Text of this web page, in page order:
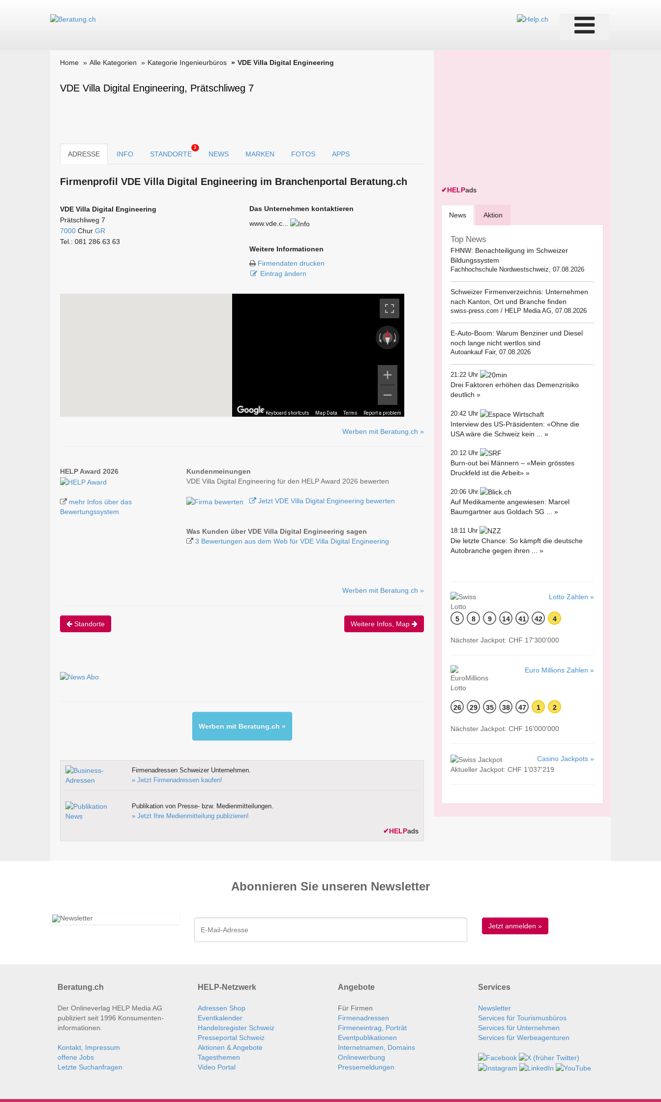
Home Alle Kategorien Kategorie Ingenieurbüros VDE Villa Digital Engineering
VDE Villa Digital Engineering, Prätschliweg 7
ADRESSE INFO STANDORTE
3
NEWS MARKEN FOTOS APPS
Firmen­profil VDE Villa Digital Engineering im Branchen­portal Beratung.ch
VDE Villa Digital Engineering
Prätschliweg 7
7000 Chur GR
Tel.: 081 286 63 63
Das Unternehmen kontaktieren
www.vde.c...
Weitere Informationen
Firmendaten drucken
Eintrag ändern
Keyboard shortcuts Map Data Terms Report a problem
Werben mit Beratung.ch »
HELP Award 2026
mehr Infos über das
Bewertungssystem
Kundenmeinungen
VDE Villa Digital Engineering für den HELP Award 2026 bewerten
Jetzt VDE Villa Digital Engineering bewerten
Was Kunden über VDE Villa Digital Engineering sagen
3 Bewertungen aus dem Web für VDE Villa Digital Engineering
Werben mit Beratung.ch »
Standorte Weitere Infos, Map
Werben mit Beratung.ch »
Firmenadressen Schweizer Unternehmen.
» Jetzt Firmenadressen kaufen!
Publikation von Presse- bzw. Medienmitteilungen.
» Jetzt Ihre Medienmitteilung publizieren!
✔HELPads
✔HELPads
News Aktion
Top News
FHNW: Benachteiligung im Schweizer
Bildungssystem
Fachhochschule Nordwestschweiz, 07.08.2026
Schweizer Firmenverzeichnis: Unternehmen
nach Kanton, Ort und Branche finden
swiss-press.com / HELP Media AG, 07.08.2026
E-Auto-Boom: Warum Benziner und Diesel
noch lange nicht wertlos sind
Autoankauf Fair, 07.08.2026
21:22 Uhr
Drei Faktoren erhöhen das Demenzrisiko
deutlich »
20:42 Uhr
Interview des US-Präsidenten: «Ohne die
USA wäre die Schweiz kein ... »
20:12 Uhr
Burn-out bei Männern – «Mein grösstes
Druckfeld ist die Arbeit» »
20:06 Uhr
Auf Medikamente angewiesen: Marcel
Baumgartner aus Goldach SG ... »
18:11 Uhr
Die letzte Chance: So kämpft die deutsche
Autobranche gegen ihren ... »
Lotto Zahlen »
5 8 9 14 41 42 4
Nächster Jackpot: CHF 17'300'000
Euro Millions Zahlen »
26 29 35 38 47 1 2
Nächster Jackpot: CHF 16'000'000
Casino Jackpots »
Aktueller Jackpot: CHF 1'037'219
Abonnieren Sie unseren News­letter
Beratung.ch
Der Onlineverlag HELP Media AG
publiziert seit 1996 Konsumenten­
informationen.
Kontakt, Impressum
offene Jobs
Letzte Suchanfragen
HELP-Netzwerk
Adressen Shop
Eventkalender
Handelsregister Schweiz
Presseportal Schweiz
Aktionen & Angebote
Tagesthemen
Video Portal
Angebote
Für Firmen
Firmenadressen
Firmeneintrag, Porträt
Eventpublikationen
Internetnamen, Domains
Onlinewerbung
Pressemeldungen
Services
Newsletter
Services für Tourismusbüros
Services für Unternehmen
Services für Werbeagenturen